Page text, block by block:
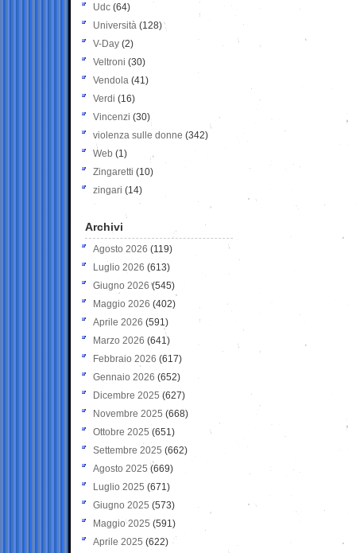
Udc (64)
Università (128)
V-Day (2)
Veltroni (30)
Vendola (41)
Verdi (16)
Vincenzi (30)
violenza sulle donne (342)
Web (1)
Zingaretti (10)
zingari (14)
Archivi
Agosto 2026 (119)
Luglio 2026 (613)
Giugno 2026 (545)
Maggio 2026 (402)
Aprile 2026 (591)
Marzo 2026 (641)
Febbraio 2026 (617)
Gennaio 2026 (652)
Dicembre 2025 (627)
Novembre 2025 (668)
Ottobre 2025 (651)
Settembre 2025 (662)
Agosto 2025 (669)
Luglio 2025 (671)
Giugno 2025 (573)
Maggio 2025 (591)
Aprile 2025 (622)